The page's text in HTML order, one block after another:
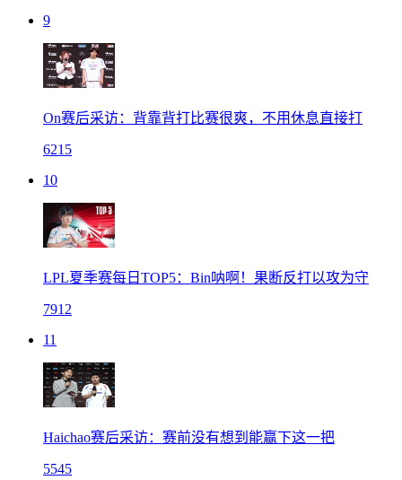
9
On赛后采访：背靠背打比赛很爽，不用休息直接打
6215
10
LPL夏季赛每日TOP5：Bin呐啊！果断反打以攻为守
7912
11
Haichao赛后采访：赛前没有想到能赢下这一把
5545